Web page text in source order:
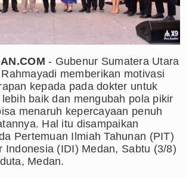
Dortmund
Laga Persahabatan di Seoul
Kepulauan Nias
USU Bakal Aksi Damai di
Polsek Balige
- Gubenur Sumatera Utara
memberikan motivasi
kepada pada dokter untuk
baik dan mengubah pola pikir
menaruh kepercayaan penuh
Hal itu disampaikan
Pertemuan Ilmiah Tahunan (PIT)
Indonesia (IDI) Medan, Sabtu (3/8)
Medan.